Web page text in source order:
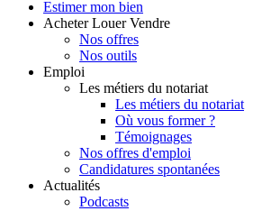
Estimer mon bien
Acheter Louer Vendre
Nos offres
Nos outils
Emploi
Les métiers du notariat
Les métiers du notariat
Où vous former ?
Témoignages
Nos offres d'emploi
Candidatures spontanées
Actualités
Podcasts